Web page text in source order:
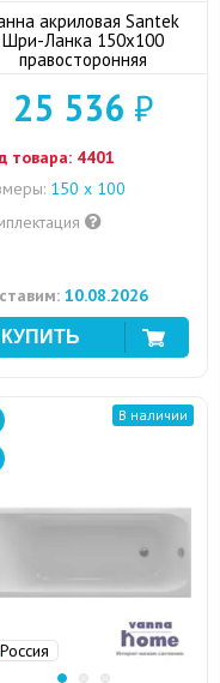
акриловая Santek
Шри-Ланка 150x100
правосторонняя
25 536 ₽
товара: 4401
150 x 100
10.08.2026
Россия
В наличии